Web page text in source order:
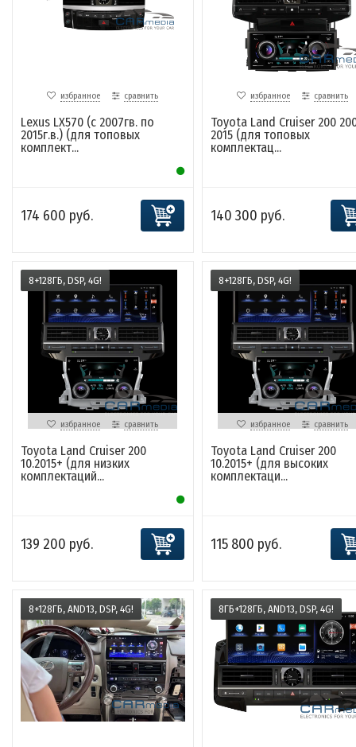
избранное сравнить
Lexus LX570 (с 2007гв. по
2015г.в.) (для топовых
комплект...
174 600 руб.
избранное сравнить
Toyota Land Cruiser 200
2015 (для топовых
комплектац...
140 300 руб.
8+128ГБ, DSP, 4G!
избранное сравнить
Toyota Land Cruiser 200
10.2015+ (для низких
комплектаций...
139 200 руб.
8+128ГБ, DSP, 4G!
избранное сравнить
Toyota Land Cruiser 200
10.2015+ (для высоких
комплектаци...
115 800 руб.
8+128ГБ, AND13, DSP, 4G! 8ГБ+128ГБ, AND13, DSP, 4G!